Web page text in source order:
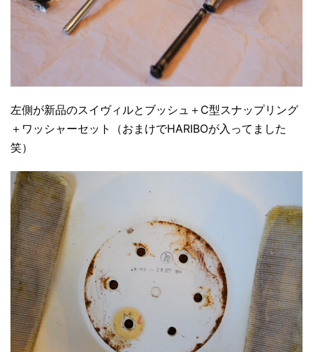
左側が新品のスイヴィルとブッシュ＋C型スナップリング
＋ワッシャーセット（おまけでHARIBOが入ってました
笑）